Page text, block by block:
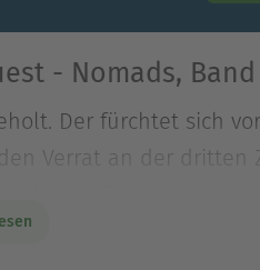
- Nomads,
Der fürchtet sich
Verrat an der dritten
Verrat an der dritten